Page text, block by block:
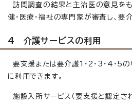
訪問調査の結果と主治医の意見を
健・医療・福祉の専門家が審査し、要
4 介護サービスの利用
要支援または要介護1・2・3・4・5
に利用できます。
施設入所サービス（要支援と認定さ